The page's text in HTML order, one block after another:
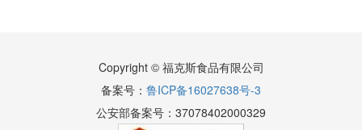
Copyright © 福克斯食品有限公司
备案号： 鲁ICP备16027638号-3
公安部备案号：37078402000329